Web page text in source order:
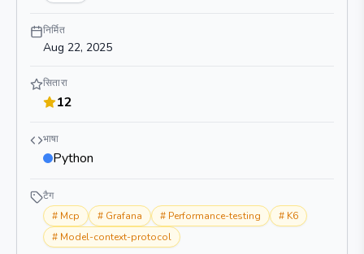
निर्मित
Aug 22, 2025
सितारा
12
भाषा
Python
टैग
# Mcp # Grafana # Performance-testing # K6
# Model-context-protocol